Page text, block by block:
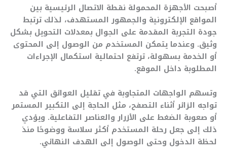
أصبحت الأجهزة المحمولة نقطة الاتصال الرئيسية بين
المواقع الإلكترونية والجمهور المستهدف، لذلك ترتبط
جودة التجربة المقدمة على الجوال بمعدلات التحويل بشكل
وثيق. وعندما يتمكن المستخدم من الوصول إلى المحتوى
أو الخدمة بسهولة، ترتفع احتمالية استكمال الإجراءات
المطلوبة داخل الموقع.
وتسهم الواجهات المتجاوبة في تقليل العوائق التي قد
تواجه الزائر أثناء التصفح، مثل الحاجة إلى التكبير المستمر
أو صعوبة الضغط على الأزرار والعناصر التفاعلية. ويؤدي
ذلك إلى جعل رحلة المستخدم أكثر سلاسة ووضوحًا منذ
لحظة الدخول وحتى الوصول إلى الهدف النهائي.